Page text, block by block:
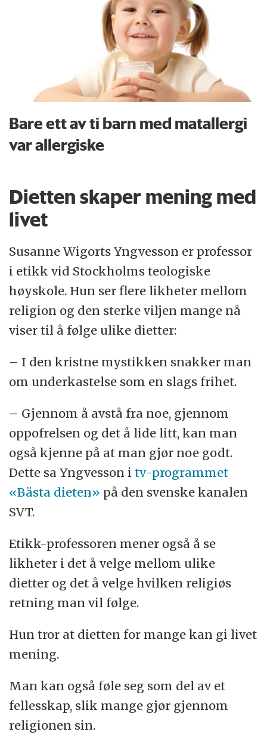
Bare ett av ti barn med matallergi
var allergiske
Dietten skaper mening med
livet
Susanne Wigorts Yngvesson er professor
i etikk vid Stockholms teologiske
høyskole. Hun ser flere likheter mellom
religion og den sterke viljen mange nå
viser til å følge ulike dietter:
– I den kristne mystikken snakker man
om underkastelse som en slags frihet.
– Gjennom å avstå fra noe, gjennom
oppofrelsen og det å lide litt, kan man
også kjenne på at man gjør noe godt.
Dette sa Yngvesson itv-programmet
«Bästa dieten» på den svenske kanalen
SVT.
Etikk-professoren mener også å se
likheter i det å velge mellom ulike
dietter og det å velge hvilken religiøs
retning man vil følge.
Hun tror at dietten for mange kan gi livet
mening.
Man kan også føle seg som del av et
fellesskap, slik mange gjør gjennom
religionen sin.